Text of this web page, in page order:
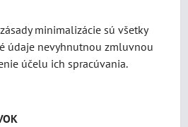
minimalizácie sú všetky
údaje nevyhnutnou zmluvnou
účelu ich spracúvania.